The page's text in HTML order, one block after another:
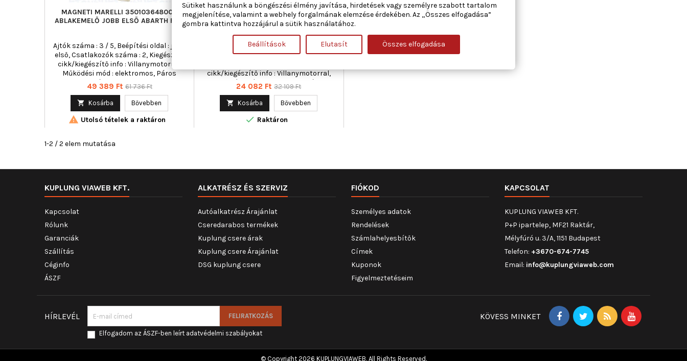
MAGNETI MARELLI 350103648000
ABLAKEMELŐ JOBB ELSŐ ABARTH FIAT
Ajtók száma : 3 / 5, Beépítési oldal : jobb
első, Csatlakozók száma : 2, Kiegészítő
cikk/kiegészítő info : Villanymotorral,
Működési mód : elektromos, Páros
cikkszám : 350103647000
Ár
49 389 Ft Normál
61 736 Ft
 Kosárba Bővebben
 Utolsó tételek a raktáron
MAXGEAR 50-0295 ABLAKEMELŐ JOBB
ELSŐ ABARTH FIAT
Ajtók száma : 3 / 5, Beépítési oldal : jobb
első, Kiegészítő cikk/kiegészítő info :
cikk/kiegészítő info : Villanymotorral,
Működési mód : elektromos, Páros
cikkszám : 350103104100
Ár
24 082 Ft Normál
32 109 Ft
 Kosárba Bővebben
 Raktáron
1-2 / 2 elem mutatása
KUPLUNG VIAWEB KFT.
Kapcsolat
Rólunk
Garanciák
Szállítás
Céginfo
ÁSZF
ALKATRÉSZ ÉS SZERVIZ
Autóalkatrész Árajánlat
Cseredarabos termékek
Kuplung csere árak
Kuplung csere Árajánlat
DSG kuplung csere
FIÓKOD
Személyes adatok
Rendelések
Számlahelyesbítők
Címek
Kuponok
Figyelmeztetéseim
KAPCSOLAT
KUPLUNG VIAWEB KFT.
P+P ipartelep, MF21 Raktár,
Mélyfúró u. 3/A, 1151 Budapest
Telefon: +3670-674-7745
Email: info@kuplungviaweb.com
HÍRLEVÉL
Elfogadom az ÁSZF-ben leírt adatvédelmi szabályokat
KÖVESS MINKET
© Copyright 2026 KUPLUNGVIAWEB. All Rights Reserved.
Sütiket használunk a böngészési élmény javítása, hirdetések vagy személyre szabott tartalom
megjelenítése, valamint a webhely forgalmának elemzése érdekében. Az „Összes elfogadása”
gombra kattintva hozzájárul a sütik használatához.
Beállítások Elutasít Összes elfogadása